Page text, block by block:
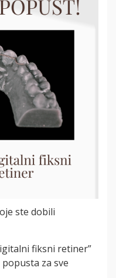
ste dobili
fiksni retiner”
za sve